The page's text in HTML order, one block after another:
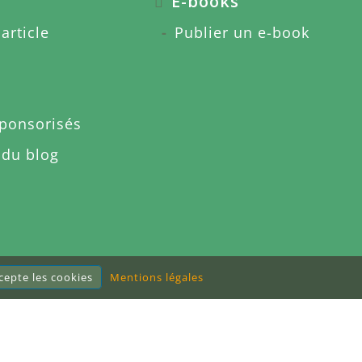
blog
Publier un e-book
les cookies Mentions légales